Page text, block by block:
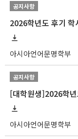
공지사항
2026학년도 후기 학
아시아언어문명학부
공지사항
아시아언어문명학부